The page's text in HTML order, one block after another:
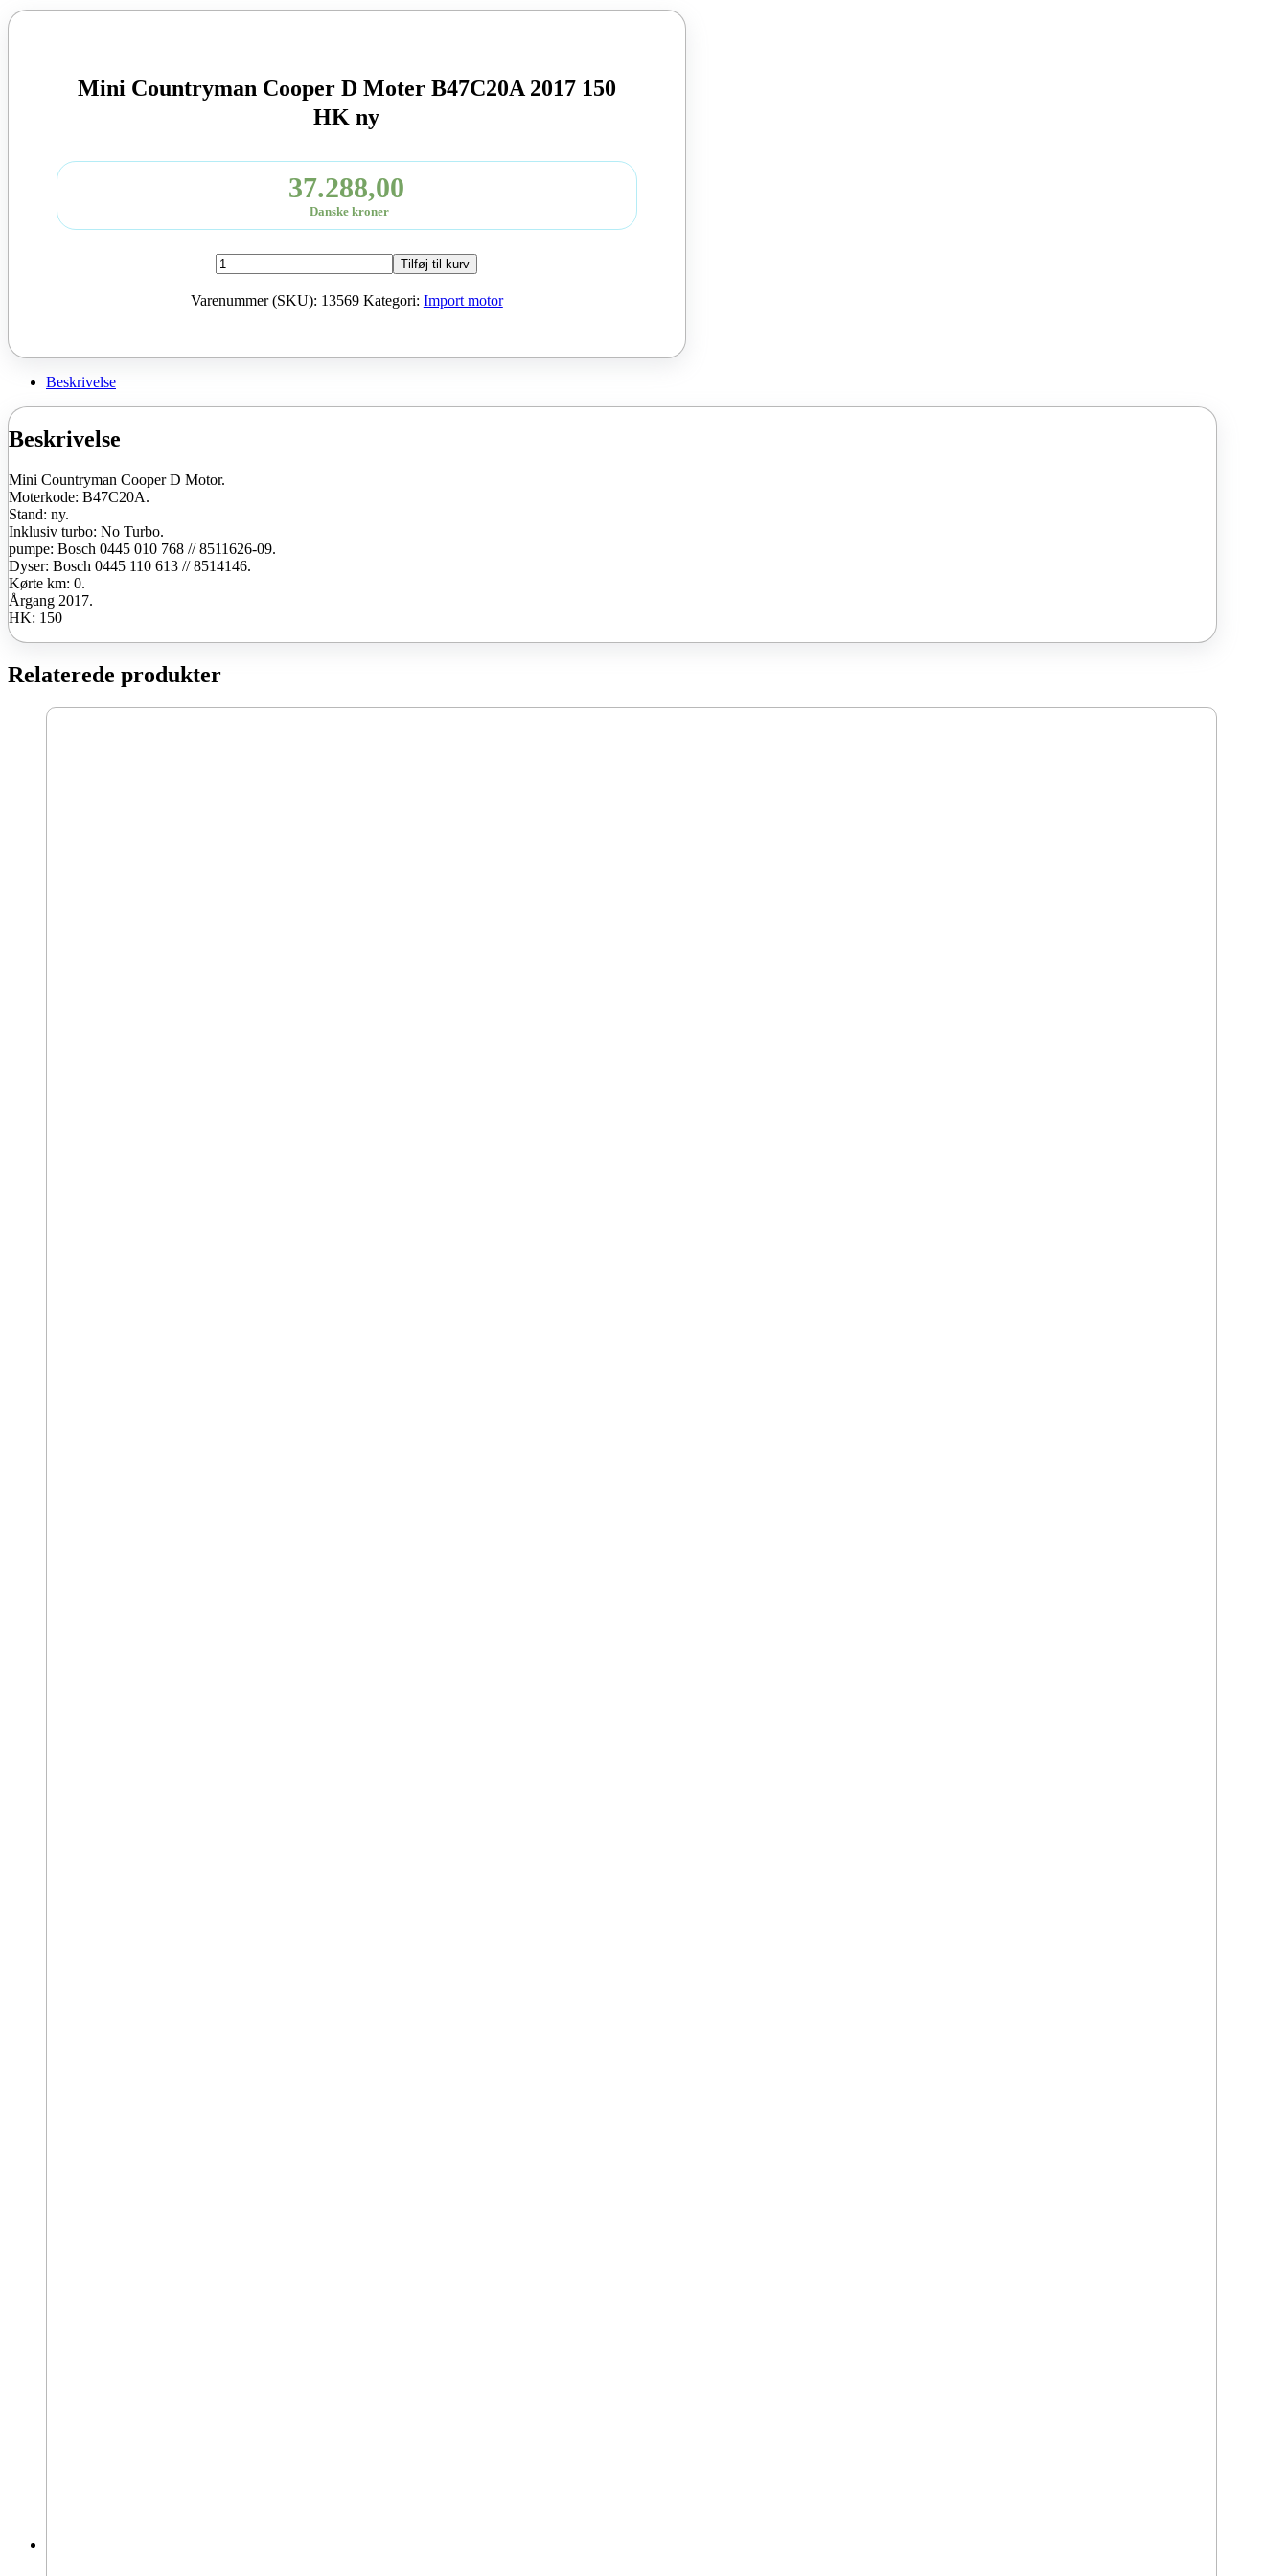
Mini Countryman Cooper D Moter B47C20A 2017 150
HK ny
37.288,00
Danske kroner
Mini
Countryman
Cooper
Tilføj til kurv
Varenummer (SKU): 13569 Kategori: Import motor
Beskrivelse
Beskrivelse
Mini Countryman Cooper D Motor.
Moterkode: B47C20A.
Stand: ny.
Inklusiv turbo: No Turbo.
pumpe: Bosch 0445 010 768 // 8511626-09.
Dyser: Bosch 0445 110 613 // 8514146.
Kørte km: 0.
Årgang 2017.
HK: 150
Relaterede produkter